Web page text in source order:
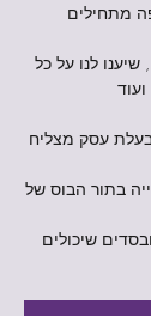
מתחילים
לנו על כל
עסק מצליח
בתור הבוס של
שיכולים